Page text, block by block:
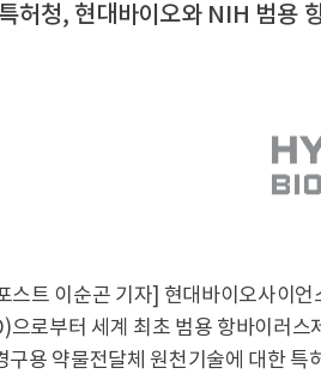
허청, 현대바이오와 NIH 범용
스트 이순곤 기자] 현대바이오사이
으로부터 세계 최초 범용 항바이러
구용 약물전달체 원천기술에 대한 특